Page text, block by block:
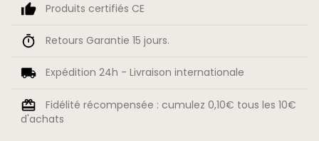
Produits certifiés CE
Retours Garantie 15 jours.
Expédition 24h - Livraison internationale
Fidélité récompensée : cumulez 0,10€ tous les 10€
d'achats